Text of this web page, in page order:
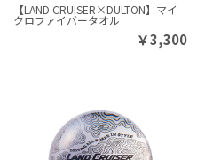
【LAND CRUISER×DULTON】マイ
クロファイバータオル
￥3,300